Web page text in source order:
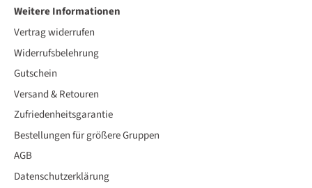
Weitere Informationen
Vertrag widerrufen
Widerrufsbelehrung
Gutschein
Versand & Retouren
Zufriedenheitsgarantie
Bestellungen für größere Gruppen
AGB
Datenschutzerklärung